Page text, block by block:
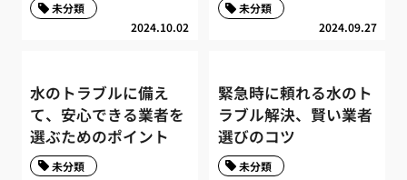
2024.10.02
未分類
2024.09.27
未分類
水のトラブルに備え
て、安心できる業者を
選ぶためのポイント
未分類
緊急時に頼れる水のト
ラブル解決、賢い業者
選びのコツ
未分類